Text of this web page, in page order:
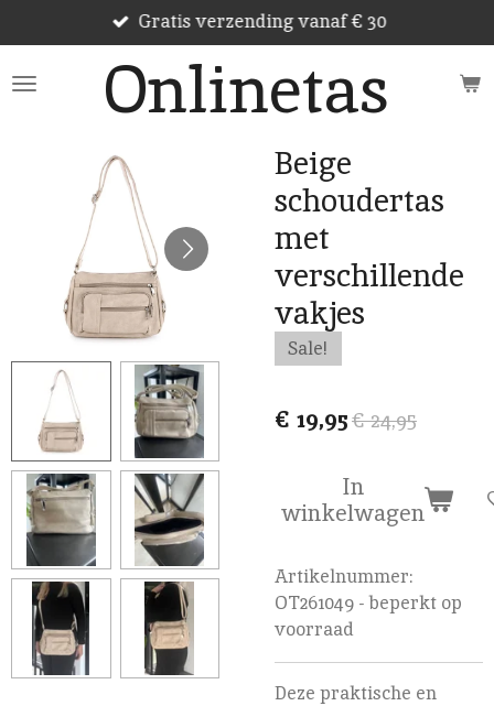
direct
naar
Onlinetas
Gratis verzending vanaf € 30
Beige
schoudertas
met
verschillende
vakjes
Sale!
€ 19,95€ 24,95
In
winkelwagen
Artikelnummer:
OT261049 - beperkt op
voorraad
Deze praktische en